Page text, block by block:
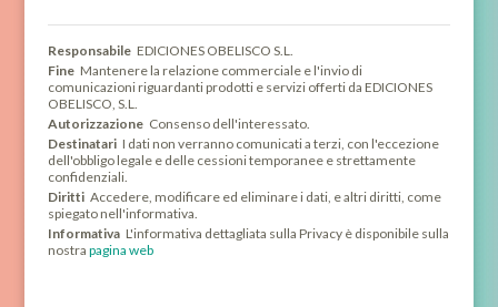
Responsabile EDICIONES OBELISCO S.L.
Fine Mantenere la relazione commerciale e l'invio di
comunicazioni riguardanti prodotti e servizi offerti da EDICIONES
OBELISCO, S.L.
Autorizzazione Consenso dell'interessato.
Destinatari I dati non verranno comunicati a terzi, con l'eccezione
dell'obbligo legale e delle cessioni temporanee e strettamente
confidenziali.
Diritti Accedere, modificare ed eliminare i dati, e altri diritti, come
spiegato nell'informativa.
Informativa L'informativa dettagliata sulla Privacy è disponibile sulla
nostra pagina web